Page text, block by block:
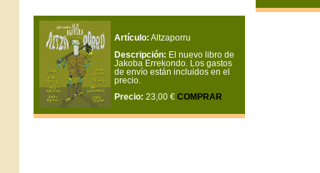
Artículo: Altzaporru
Descripción: El nuevo libro de
Jakoba Errekondo. Los gastos
de envío están incluidos en el
precio.
Precio: 23,00 € COMPRAR